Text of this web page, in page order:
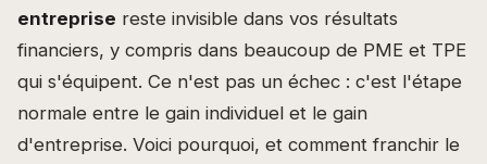
entreprise reste invisible dans vos résultats
financiers, y compris dans beaucoup de PME et TPE
qui s'équipent. Ce n'est pas un échec : c'est l'étape
normale entre le gain individuel et le gain
d'entreprise. Voici pourquoi, et comment franchir le